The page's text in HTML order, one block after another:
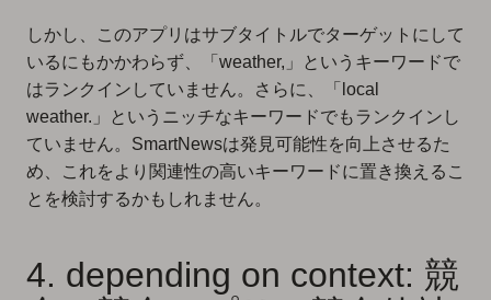
しかし、このアプリはサブタイトルでターゲットにして
いるにもかかわらず、「weather,」というキーワードで
はランクインしていません。さらに、「local
weather.」というニッチなキーワードでもランクインし
ていません。SmartNewsは発見可能性を向上させるた
め、これをより関連性の高いキーワードに置き換えるこ
とを検討するかもしれません。
4. depending on context: 競